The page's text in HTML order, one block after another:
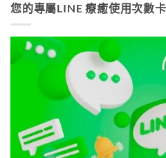
您的專屬LINE 療癒使用次數